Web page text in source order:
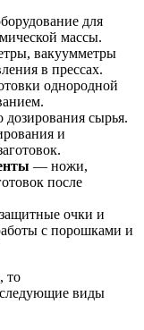
для
массы.
вакуумметры
в прессах.
однородной
сырья.
и
— ножи,
после
очки и
с порошками и
то
следующие виды